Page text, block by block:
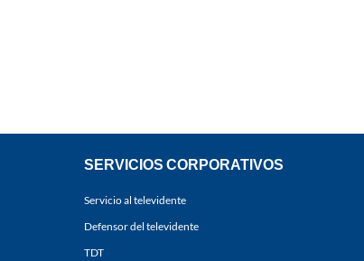
SERVICIOS CORPORATIVOS
Servicio al televidente
Defensor del televidente
TDT